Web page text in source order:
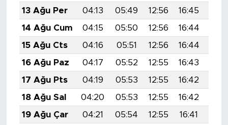
13 Ağu Per
04:13 05:49 12:56 16:45
14 Ağu Cum
04:15 05:50 12:56 16:44
15 Ağu Cts
04:16 05:51 12:56 16:44
16 Ağu Paz
04:17 05:52 12:55 16:43
17 Ağu Pts
04:19 05:53 12:55 16:42
18 Ağu Sal
04:20 05:53 12:55 16:42
19 Ağu Çar
04:21 05:54 12:55 16:41